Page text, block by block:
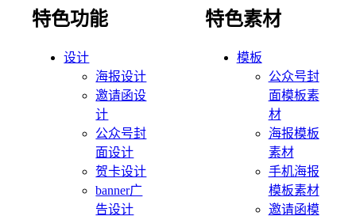
特色功能
设计
海报设计
邀请函设
计
公众号封
面设计
贺卡设计
banner广
告设计
特色素材
模板
公众号封
面模板素
材
海报模板
素材
手机海报
模板素材
邀请函模